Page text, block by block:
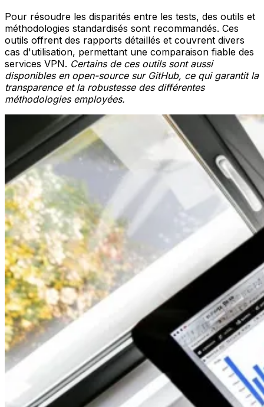
Pour résoudre les disparités entre les tests, des outils et
méthodologies standardisés sont recommandés. Ces
outils offrent des rapports détaillés et couvrent divers
cas d'utilisation, permettant une comparaison fiable des
services VPN. Certains de ces outils sont aussi
disponibles en open-source sur GitHub, ce qui garantit la
transparence et la robustesse des différentes
méthodologies employées.